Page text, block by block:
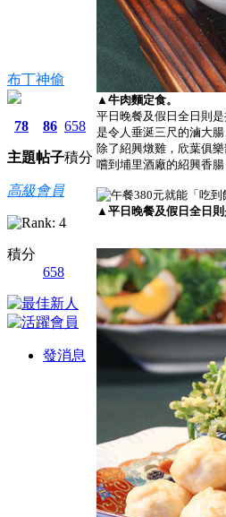
布丁神偷
78
主題
86
帖子
658
積分
高級會員
積分
658
發消息
▲牛肉麵定食。
平日晚餐及假日全日則
是令人垂涎三尺的滷大
除了紹興燉雞，欣葉俱
嚐到埔里酒廠的紹興香
▲平日晚餐及假日全日則